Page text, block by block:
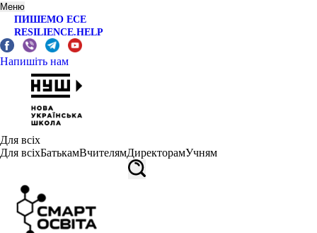
Меню
ПИШЕМО ЕСЕ
RESILIENCE.HELP
Напишіть нам
Для всіх
Для всіхБатькамВчителямДиректорамУчням